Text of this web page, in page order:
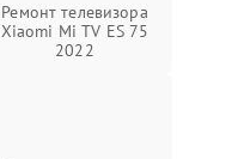
Ремонт телевизора
Xiaomi Mi TV ES 75
2022